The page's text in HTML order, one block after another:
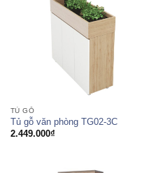
TỦ GỖ
Tủ gỗ văn phòng TG02-3C
2.449.000₫